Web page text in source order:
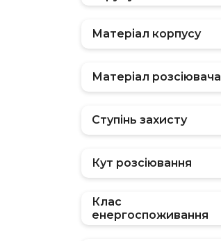
Матеріал корпусу
Матеріал розсіювача
Ступінь захисту
Кут розсіювання
Клас
енергоспоживання